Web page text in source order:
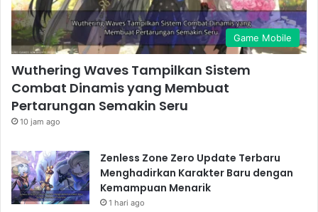
Game Mobile
Wuthering Waves Tampilkan Sistem
Combat Dinamis yang Membuat
Pertarungan Semakin Seru
10 jam ago
Zenless Zone Zero Update Terbaru
Menghadirkan Karakter Baru dengan
Kemampuan Menarik
1 hari ago